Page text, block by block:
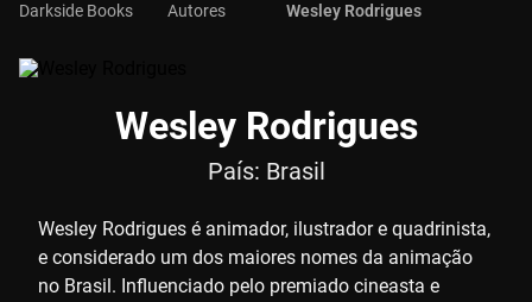
Autores Wesley Rodrigues
Wesley Rodrigues
País: Brasil
Wesley Rodrigues é animador, ilustrador e quadrinista,
e considerado um dos maiores nomes da animação
no Brasil. Influenciado pelo premiado cineasta e